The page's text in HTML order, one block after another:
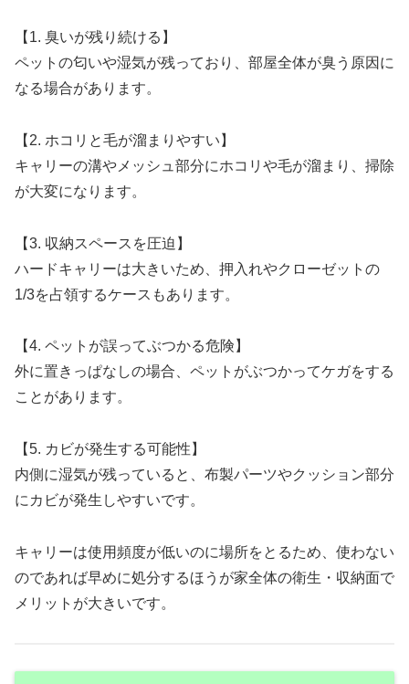
【1. 臭いが残り続ける】
ペットの匂いや湿気が残っており、部屋全体が臭う原因に
なる場合があります。
【2. ホコリと毛が溜まりやすい】
キャリーの溝やメッシュ部分にホコリや毛が溜まり、掃除
が大変になります。
【3. 収納スペースを圧迫】
ハードキャリーは大きいため、押入れやクローゼットの
1/3を占領するケースもあります。
【4. ペットが誤ってぶつかる危険】
外に置きっぱなしの場合、ペットがぶつかってケガをする
ことがあります。
【5. カビが発生する可能性】
内側に湿気が残っていると、布製パーツやクッション部分
にカビが発生しやすいです。
キャリーは使用頻度が低いのに場所をとるため、使わない
のであれば早めに処分するほうが家全体の衛生・収納面で
メリットが大きいです。